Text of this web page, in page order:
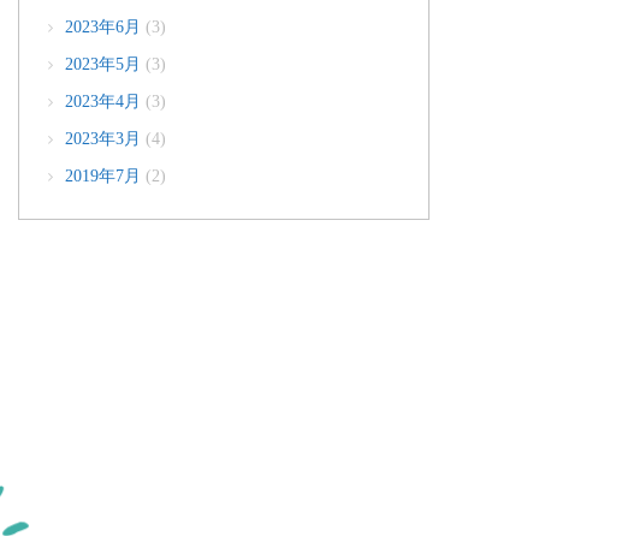
2023年6月 (3)
2023年5月 (3)
2023年4月 (3)
2023年3月 (4)
2019年7月 (2)